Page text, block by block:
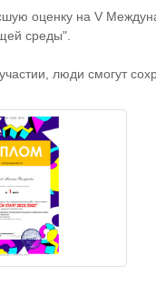
оценку на V
среды".
люди смогут